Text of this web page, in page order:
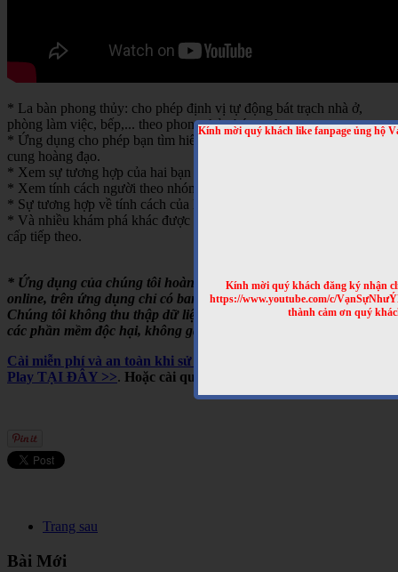
Kính mời quý khách like fanpage ủng hộ
Kính mời quý khách đăng ký nhận
https://www.youtube.com/c/
thành cảm ơn quý
* La bàn phong thủy: cho phép định vị tự động bát trạch nhà ở,
phòng làm việc, bếp,... theo phong thủy bát trạch.
* Ứng dụng cho phép bạn tìm hiểu về tính cách của từng người theo
cung hoàng đạo.
* Xem sự tương hợp của hai bạn theo cung hoàng đạo
* Xem tính cách người theo nhóm máu
* Sự tương hợp về tính cách của hai người theo nhóm máu
* Và nhiều khám phá khác được cập nhật trong những bản nâng
cấp tiếp theo.
* Ứng dụng của chúng tôi hoàn toàn miễn phí, chạy offline hoặc
online, trên ứng dụng chỉ có banner quảng cáo của Google.
Chúng tôi không thu thập dữ liệu người dùng, không cài cắm
các phần mềm độc hại, không gây tốn pin,...
Cài miễn phí và an toàn khi sử dụng cho Android, trên Google
Play TẠI ĐÂY >>. Hoặc cài qua mã QRCODE sau
Trang sau
Bài Mới